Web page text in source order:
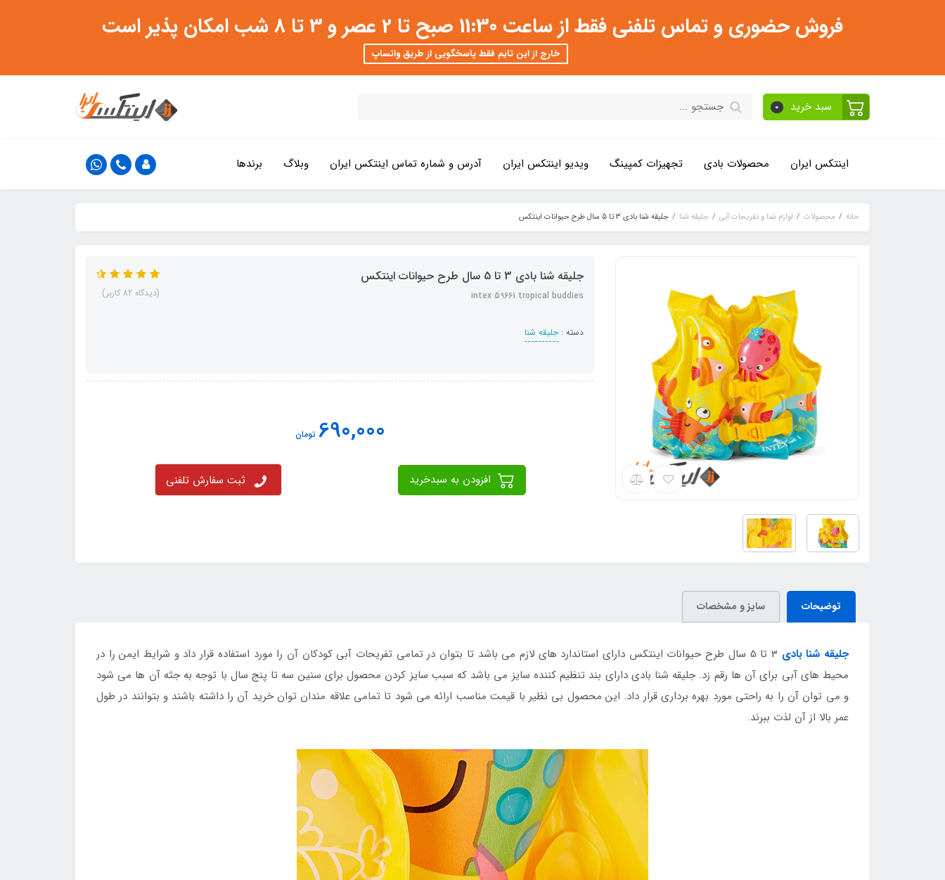
فروش حضوری و تماس تلفنی فقط از ساعت 11:30 صبح تا 2 عصر و 3 تا 8 شب امکان پذیر است
خارج از این تایم فقط پاسخگویی از طریق واتساپ
سبد خرید 0
اینتکس ایران محصولات بادی تجهیزات کمپینگ ویدیو اینتکس ایران آدرس و شماره تماس اینتکس ایران وبلاگ برندها
خانه محصولات لوازم شنا و تفریحات آبی جلیقه شنا جلیقه شنا بادی 3 تا 5 سال طرح حیوانات اینتکس
جلیقه شنا بادی 3 تا 5 سال طرح حیوانات اینتکس
intex 59661 tropical buddies
دسته : جلیقه شنا
(دیدگاه 82 کاربر)
690,000 تومان
ثبت سفارش تلفنی
توضیحات سایز و مشخصات
جلیقه شنا بادی
3 تا 5 سال طرح حیوانات اینتکس دارای استاندارد های لازم می باشد تا بتوان در تمامی تفریحات آبی کودکان آن را مورد استفاده قرار داد و شرایط ایمن را در
محیط های آبی برای آن ها رقم زد. جلیقه شنا بادی دارای بند تنظیم کننده سایز می باشد که سبب سایز کردن محصول برای سنین سه تا پنج سال با توجه به جثه آن ها می شود
و می توان آن را به راحتی مورد بهره برداری قرار داد. این محصول بی نظیر با قیمت مناسب ارائه می شود تا تمامی علاقه مندان توان خرید آن را داشته باشند و بتوانند در طول
عمر بالا از آن لذت ببرند.